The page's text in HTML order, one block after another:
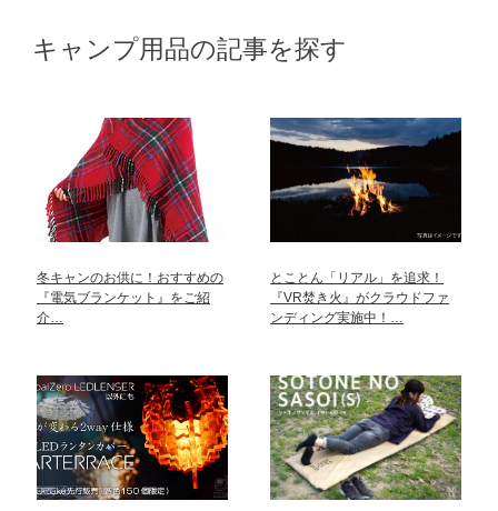
キャンプ用品の記事を探す
冬キャンのお供に！おすすめの
『電気ブランケット』をご紹
介…
とことん「リアル」を追求！
『VR焚き火』がクラウドファ
ンディング実施中！…